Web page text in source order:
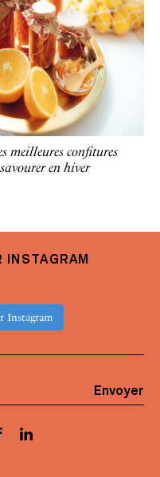
meilleures confitures
en hiver
INSTAGRAM
Instagram
Envoyer